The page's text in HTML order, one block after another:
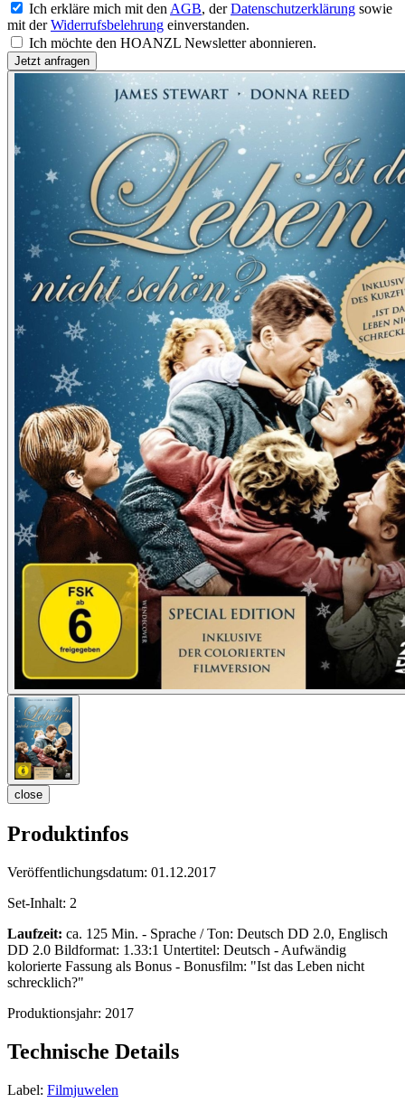
Ich erkläre mich mit den AGB, derDatenschutzerklärung sowie
mit derWiderrufsbelehrung einverstanden.
Ich möchte den HOANZL Newsletter abonnieren.
close
Produktinfos
Veröffentlichungsdatum: 01.12.2017
Set-Inhalt: 2
Laufzeit: ca. 125 Min. - Sprache / Ton: Deutsch DD 2.0, Englisch
DD 2.0 Bildformat: 1.33:1 Untertitel: Deutsch - Aufwändig
kolorierte Fassung als Bonus - Bonusfilm: "Ist das Leben nicht
schrecklich?"
Produktionsjahr: 2017
Technische Details
Label: Filmjuwelen